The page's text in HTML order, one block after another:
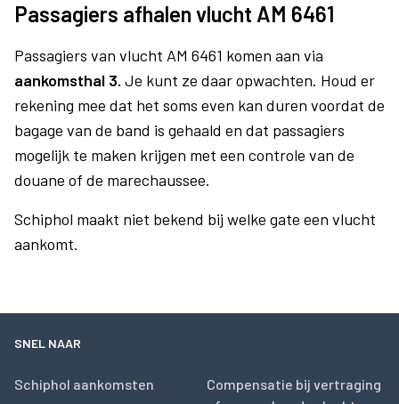
Passagiers afhalen vlucht AM 6461
Passagiers van vlucht AM 6461 komen aan via
aankomsthal 3. Je kunt ze daar opwachten. Houd er
rekening mee dat het soms even kan duren voordat de
bagage van de band is gehaald en dat passagiers
mogelijk te maken krijgen met een controle van de
douane of de marechaussee.
Schiphol maakt niet bekend bij welke gate een vlucht
aankomt.
SNEL NAAR
Schiphol aankomsten
Compensatie bij vertraging